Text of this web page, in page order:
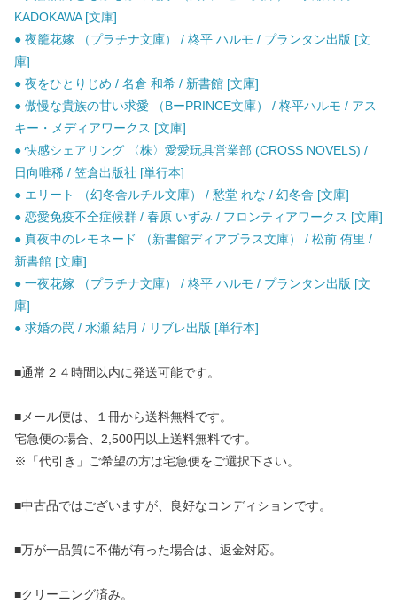
KADOKAWA [文庫]
● 夜籠花嫁 （プラチナ文庫） / 柊平 ハルモ / プランタン出版 [文
庫]
● 夜をひとりじめ / 名倉 和希 / 新書館 [文庫]
● 傲慢な貴族の甘い求愛 （BーPRINCE文庫） / 柊平ハルモ / アス
キー・メディアワークス [文庫]
● 快感シェアリング 〈株〉愛愛玩具営業部 (CROSS NOVELS) /
日向唯稀 / 笠倉出版社 [単行本]
● エリート （幻冬舎ルチル文庫） / 愁堂 れな / 幻冬舎 [文庫]
● 恋愛免疫不全症候群 / 春原 いずみ / フロンティアワークス [文庫]
● 真夜中のレモネード （新書館ディアプラス文庫） / 松前 侑里 /
新書館 [文庫]
● 一夜花嫁 （プラチナ文庫） / 柊平 ハルモ / プランタン出版 [文
庫]
● 求婚の罠 / 水瀬 結月 / リブレ出版 [単行本]
■通常２４時間以内に発送可能です。
■メール便は、１冊から送料無料です。
宅急便の場合、2,500円以上送料無料です。
※「代引き」ご希望の方は宅急便をご選択下さい。
■中古品ではございますが、良好なコンディションです。
■万が一品質に不備が有った場合は、返金対応。
■クリーニング済み。